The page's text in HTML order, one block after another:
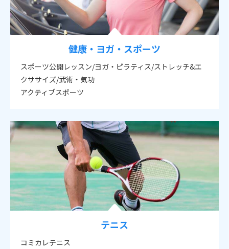
健康・ヨガ・スポーツ
スポーツ公開レッスン/ヨガ・ピラティス/ストレッチ&エ
クササイズ/武術・気功
アクティブスポーツ
テニス
コミカレテニス